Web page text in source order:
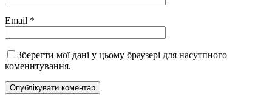
Email *
Зберегти мої дані у цьому браузері для насутпного
коменнтування.